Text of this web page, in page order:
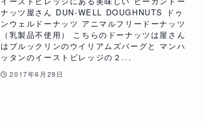
ナッツ屋さん DUN-WELL DOUGHNUTS ドゥ
ンウェルドーナッツ アニマルフリードーナッツ
（乳製品不使用） こちらのドーナッツは屋さん
はブルックリンのウイリアムズバーグと マンハ
ッタンのイーストビレッジの２...
2017年6月29日